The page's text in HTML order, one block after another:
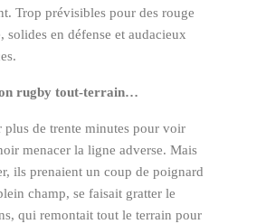
Trop prévisibles pour des rouge
solides en défense et audacieux
rugby tout-terrain…
de trente minutes pour voir
menacer la ligne adverse. Mais
ils prenaient un coup de poignard
champ, se faisait gratter le
qui remontait tout le terrain pour